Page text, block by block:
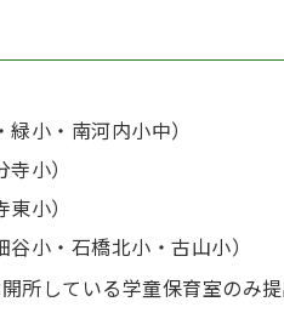
小・南河内小中）
小）
小）
小・石橋北小・古山小）
所している学童保育室のみ提